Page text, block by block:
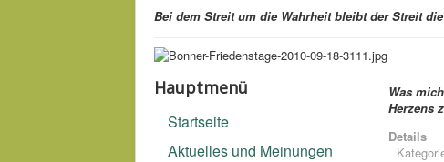
Bei dem Streit um die Wahrheit bleibt der Streit
Hauptmenü
Startseite
Aktuelles und Meinungen
Was
Herzens
Details